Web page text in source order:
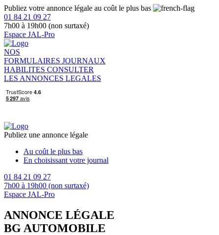
Publiez votre annonce légale au coût le plus bas
01 84 21 09 27
7h00 à 19h00 (non surtaxé)
Espace JAL-Pro
NOS
FORMULAIRES JOURNAUX
HABILITES CONSULTER
LES ANNONCES LEGALES
Publiez une annonce légale
Au coût le plus bas
En choisissant votre journal
01 84 21 09 27
7h00 à 19h00 (non surtaxé)
Espace JAL-Pro
ANNONCE LÉGALE
BG AUTOMOBILE